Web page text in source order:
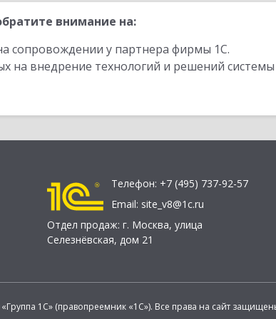
внимание на:
сопровождении у партнера фирмы 1С.
на внедрение технологий и решений
Телефон: +7 (495) 737-92-57
Email: site_v8@1c.ru
Отдел продаж: г. Москва, улица
Селезнёвская, дом 21
1С» (правопреемник «1С»). Все права на сайт